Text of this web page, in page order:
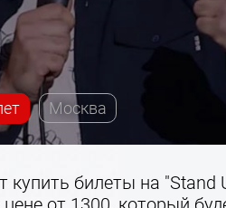
Москва
билеты на "Stand